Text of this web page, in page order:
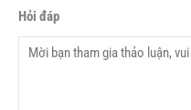
Hỏi đáp